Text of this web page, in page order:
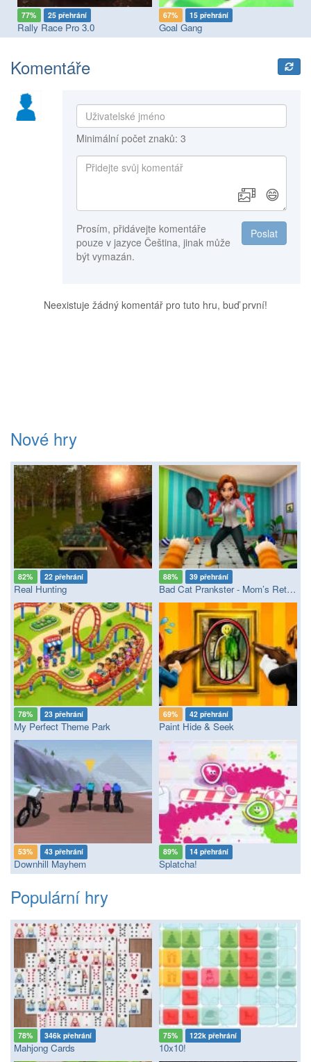
77% 25 přehrání
Rally Race Pro 3.0
67% 15 přehrání
Goal Gang
Komentáře
Minimální počet znaků: 3
😄
Poslat
Prosím, přidávejte komentáře
pouze v jazyce Čeština, jinak může
být vymazán.
Neexistuje žádný komentář pro tuto hru, buď první!
Nové hry
82% 22 přehrání
Real Hunting
88% 39 přehrání
Bad Cat Prankster - Mom’s Return
78% 23 přehrání
My Perfect Theme Park
69% 42 přehrání
Paint Hide & Seek
53% 43 přehrání
Downhill Mayhem
89% 14 přehrání
Splatcha!
Populární hry
78% 346k přehrání
Mahjong Cards
75% 122k přehrání
10x10!